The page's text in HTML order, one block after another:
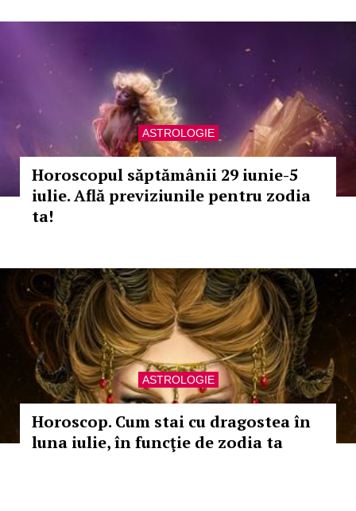
ASTROLOGIE
Horoscopul săptămânii 29 iunie-5
iulie. Află previziunile pentru zodia
ta!
ASTROLOGIE
Horoscop. Cum stai cu dragostea în
luna iulie, în funcţie de zodia ta